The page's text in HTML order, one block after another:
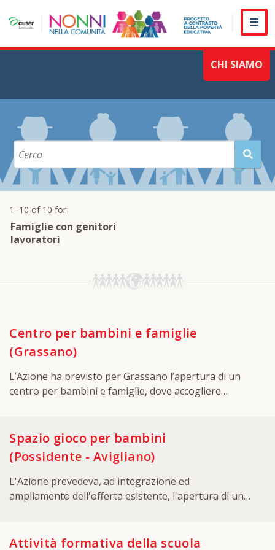
CHI SIAMO
HOME
PROGETTO NONNI
Azione Basilicata
Azione Lombardia
Azione Toscana
Azione Umbria
TERRITORI
Basilicata
Lombardia
Toscana
Umbria
PARTENARIATO
1–10 of 10 for
Famiglie con genitori
lavoratori
Centro per bambini e famiglie
(Grassano)
L’Azione ha previsto per Grassano l’apertura di un
centro per bambini e famiglie, dove accogliere
momenti di incontro, con il coordinamento e
l’affiancamento dei nonni volontari AUSER e di una
figura professionale esperta. Nella fase di
progettazione e nel periodo di svolgimento del
progetto sono stati svolti incontri con l’Istituto
condividerne le finalità; sono stati, inoltre, individuati
Spazio gioco per bambini
(Possidente - Avigliano)
L'Azione prevedeva, ad integrazione ed
ampliamento dell'offerta esistente, l'apertura di uno
aperto alla partecipazione dei genitori e finalizzato
Attività formativa della scuola